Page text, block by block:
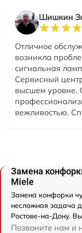
Шишкин
Отличное
возникла
сигнальная
Сервисный
высшем уровне.
вежливостью.
Замена
Miele
Замена конфорки
несложная задача
Ростове-на-Дону.
Позвоните нам и